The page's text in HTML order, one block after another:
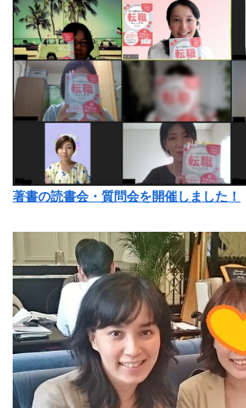
著書の読書会・質問会を開催しました！